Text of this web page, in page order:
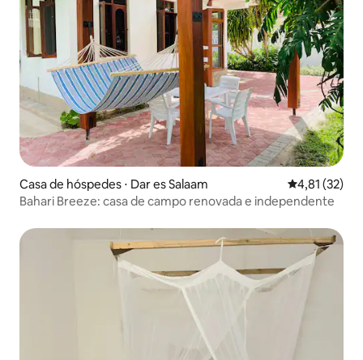
Casa de hóspedes ⋅ Dar es Salaam 4,81 de uma
4,81 (32)
Bahari Breeze: casa de campo renovada e independente